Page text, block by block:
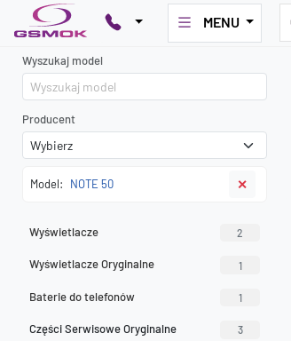
MENU
Wyszukaj model
Producent
Model: NOTE 50 ✕
Wyświetlacze 2
Wyświetlacze Oryginalne 1
Baterie do telefonów 1
Części Serwisowe Oryginalne 3